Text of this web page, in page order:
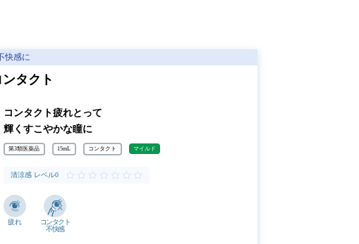
快感に
タクト
コンタクト疲れとって
輝くすこやかな瞳に
第3類医薬品 15mL コンタクト マイルド
清涼感 レベル0
疲れ
コンタクト
不快感